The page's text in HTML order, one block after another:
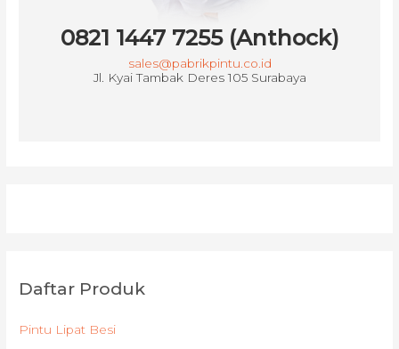
0821 1447 7255 (Anthock)
sales@pabrikpintu.co.id
Jl. Kyai Tambak Deres 105 Surabaya
Daftar Produk
Pintu Lipat Besi